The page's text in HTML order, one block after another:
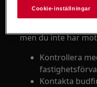
Lösning
men du inte har
Kontrollera
Kontakta
Cookie-inställningar